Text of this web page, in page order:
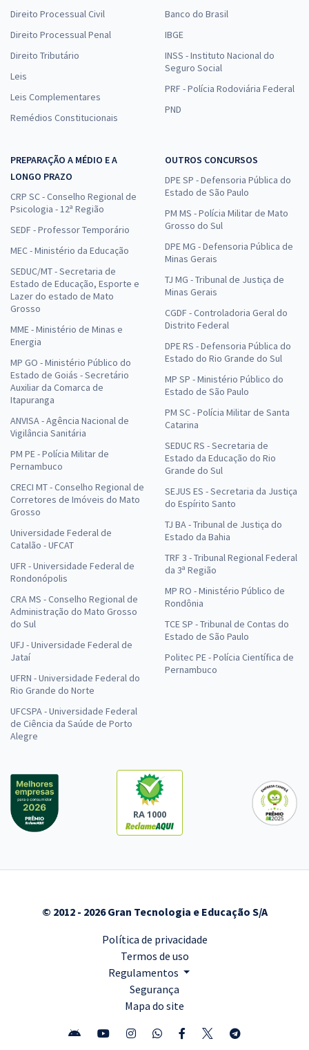
Comprar
Prefeitura de Buriticupu - MA - Cirurgião Dentista (Pós-Edital)
à vista
Prefeitura de Buriticupu - MA - Conhecimentos Específicos para o
Cargo de Cirurgião Dentista (Pós-Edital)
ou 12x de
R$25,99
Economize R$ 77,98 (-20%)
Comprar
Prefeitura de Buriticupu - MA - Assistente Social (Pós-Edital)
à vista
R$39,99
Economize R$ 119,98 (-20%)
Comprar
Prefeitura de Buriticupu - MA - Técnicas Anestésicas e Anestésicos
R$ 71,92
à vista
R$5,99
Economize R$ 17,98 (-20%)
Comprar
Prefeitura de Buriticupu - MA - Engenheiro (a) Civil (Pós-Edital)
R$ 479,92
ou 12x de
Comprar
Prefeitura de Buriticupu - MA - Prof. Ensino Fundamental Nível – II -
R$ 399,92à vista
Direito Processual Civil
Direito Processual Penal
Direito Tributário
Leis
Leis Complementares
Remédios Constitucionais
Banco do Brasil
IBGE
INSS - Instituto Nacional do
Seguro Social
PRF - Polícia Rodoviária Federal
PND
PREPARAÇÃO A MÉDIO E A
LONGO PRAZO
CRP SC - Conselho Regional de
Psicologia - 12ª Região
SEDF - Professor Temporário
MEC - Ministério da Educação
SEDUC/MT - Secretaria de
Estado de Educação, Esporte e
Lazer do estado de Mato
Grosso
MME - Ministério de Minas e
Energia
MP GO - Ministério Público do
Estado de Goiás - Secretário
Auxiliar da Comarca de
Itapuranga
ANVISA - Agência Nacional de
Vigilância Sanitária
PM PE - Polícia Militar de
Pernambuco
CRECI MT - Conselho Regional de
Corretores de Imóveis do Mato
Grosso
Universidade Federal de
Catalão - UFCAT
UFR - Universidade Federal de
Rondonópolis
CRA MS - Conselho Regional de
Administração do Mato Grosso
do Sul
UFJ - Universidade Federal de
Jataí
UFRN - Universidade Federal do
Rio Grande do Norte
UFCSPA - Universidade Federal
de Ciência da Saúde de Porto
Alegre
OUTROS CONCURSOS
DPE SP - Defensoria Pública do
Estado de São Paulo
PM MS - Polícia Militar de Mato
Grosso do Sul
DPE MG - Defensoria Pública de
Minas Gerais
TJ MG - Tribunal de Justiça de
Minas Gerais
CGDF - Controladoria Geral do
Distrito Federal
DPE RS - Defensoria Pública do
Estado do Rio Grande do Sul
MP SP - Ministério Público do
Estado de São Paulo
PM SC - Polícia Militar de Santa
Catarina
SEDUC RS - Secretaria de
Estado da Educação do Rio
Grande do Sul
SEJUS ES - Secretaria da Justiça
do Espírito Santo
TJ BA - Tribunal de Justiça do
Estado da Bahia
TRF 3 - Tribunal Regional Federal
da 3ª Região
MP RO - Ministério Público de
Rondônia
TCE SP - Tribunal de Contas do
Estado de São Paulo
Politec PE - Polícia Científica de
Pernambuco
RA 1000
© 2012 - 2026 Gran Tecnologia e Educação S/A
Política de privacidade
Termos de uso
Regulamentos
Segurança
Mapa do site